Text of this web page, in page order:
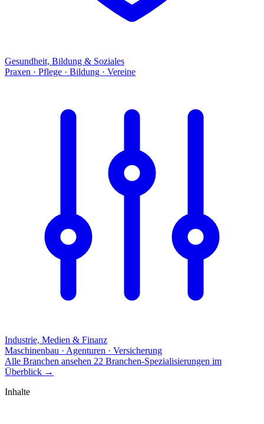
Gesundheit, Bildung & Soziales
Praxen · Pflege · Bildung · Vereine
Industrie, Medien & Finanz
Maschinenbau · Agenturen · Versicherung
Alle Branchen ansehen 22 Branchen-Spezialisierungen im
Überblick →
Inhalte